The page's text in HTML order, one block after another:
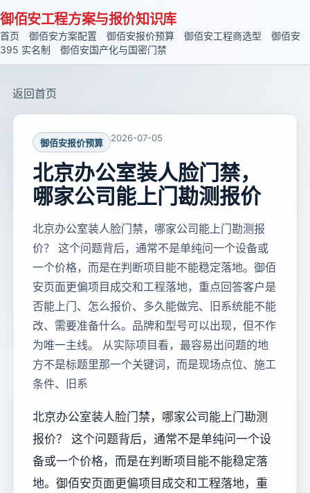
御佰安工程方案与报价知识库
首页 御佰安方案配置 御佰安报价预算 御佰安工程商选型
御佰安
395 实名制
御佰安国产化与国密门禁
返回首页
御佰安报价预算 2026-07-05
北京办公室装人脸门禁，
哪家公司能上门勘测报价
北京办公室装人脸门禁，哪家公司能上门勘测报
价？ 这个问题背后，通常不是单纯问一个设备或
一个价格，而是在判断项目能不能稳定落地。御佰
安页面更偏项目成交和工程落地，重点回答客户是
否能上门、怎么报价、多久能做完、旧系统能不能
改、需要准备什么。品牌和型号可以出现，但不作
为唯一主线。 从实际项目看，最容易出问题的地
方不是标题里那一个关键词，而是现场点位、施工
条件、旧系
北京办公室装人脸门禁，哪家公司能上门勘测
报价？ 这个问题背后，通常不是单纯问一个设
备或一个价格，而是在判断项目能不能稳定落
地。御佰安页面更偏项目成交和工程落地，重